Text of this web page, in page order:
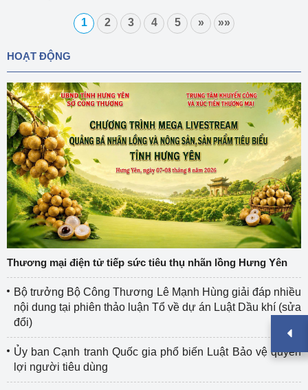
1 2 3 4 5 » »»
HOẠT ĐỘNG
Thương mại điện tử tiếp sức tiêu thụ nhãn lồng Hưng Yên
Bộ trưởng Bộ Công Thương Lê Mạnh Hùng giải đáp nhiều
nội dung tại phiên thảo luận Tổ về dự án Luật Dầu khí (sửa
đổi)
Ủy ban Cạnh tranh Quốc gia phổ biến Luật Bảo vệ quyền
lợi người tiêu dùng